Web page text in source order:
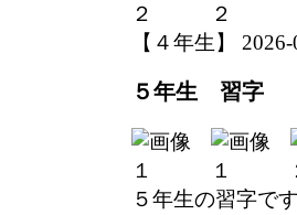
【４年生】
５年生 習字
５年生の習字で